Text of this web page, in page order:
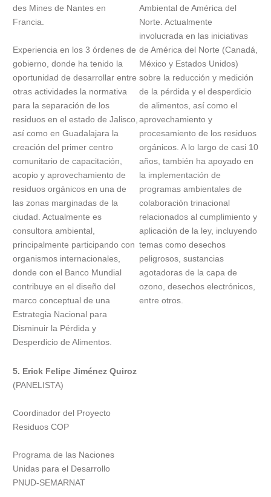
des Mines de Nantes en
Francia.
Experiencia en los 3 órdenes de
gobierno, donde ha tenido la
oportunidad de desarrollar entre
otras actividades la normativa
para la separación de los
residuos en el estado de Jalisco,
así como en Guadalajara la
creación del primer centro
comunitario de capacitación,
acopio y aprovechamiento de
residuos orgánicos en una de
las zonas marginadas de la
ciudad. Actualmente es
consultora ambiental,
principalmente participando con
organismos internacionales,
donde con el Banco Mundial
contribuye en el diseño del
marco conceptual de una
Estrategia Nacional para
Disminuir la Pérdida y
Desperdicio de Alimentos.
Ambiental de América del
Norte. Actualmente
involucrada en las iniciativas
de América del Norte (Canadá,
México y Estados Unidos)
sobre la reducción y medición
de la pérdida y el desperdicio
de alimentos, así como el
aprovechamiento y
procesamiento de los residuos
orgánicos. A lo largo de casi 10
años, también ha apoyado en
la implementación de
programas ambientales de
colaboración trinacional
relacionados al cumplimiento y
aplicación de la ley, incluyendo
temas como desechos
peligrosos, sustancias
agotadoras de la capa de
ozono, desechos electrónicos,
entre otros.
5. Erick Felipe Jiménez Quiroz
(PANELISTA)
Coordinador del Proyecto
Residuos COP
Programa de las Naciones
Unidas para el Desarrollo
PNUD-SEMARNAT